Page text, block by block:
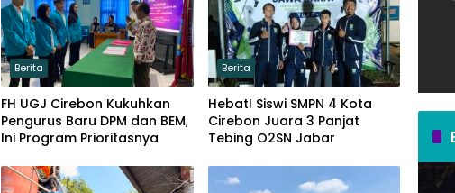
Berita
FH UGJ Cirebon Kukuhkan
Pengurus Baru DPM dan BEM,
Ini Program Prioritasnya
Berita
Hebat! Siswi SMPN 4 Kota
Cirebon Juara 3 Panjat
Tebing O2SN Jabar